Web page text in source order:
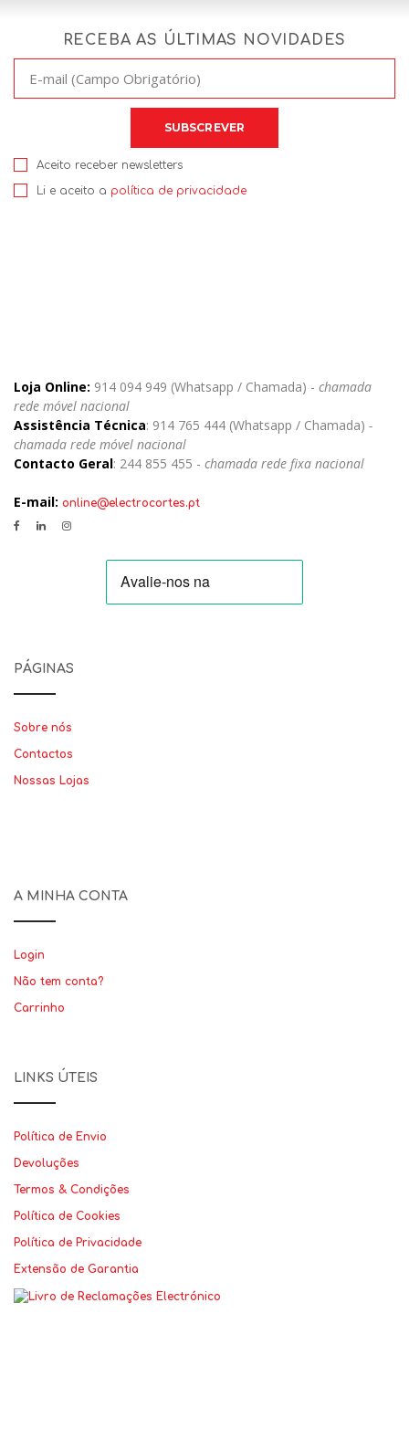
RECEBA AS ÚLTIMAS NOVIDADES
Aceito receber newsletters
Li e aceito a política de privacidade
Loja Online: 914 094 949 (Whatsapp / Chamada) - chamada
rede móvel nacional
Assistência Técnica: 914 765 444 (Whatsapp / Chamada) -
chamada rede móvel nacional
Contacto Geral: 244 855 455 - chamada rede fixa nacional
E-mail: online@electrocortes.pt
PÁGINAS
Sobre nós
Contactos
Nossas Lojas
A MINHA CONTA
Login
Não tem conta?
Carrinho
LINKS ÚTEIS
Política de Envio
Devoluções
Termos & Condições
Política de Cookies
Política de Privacidade
Extensão de Garantia